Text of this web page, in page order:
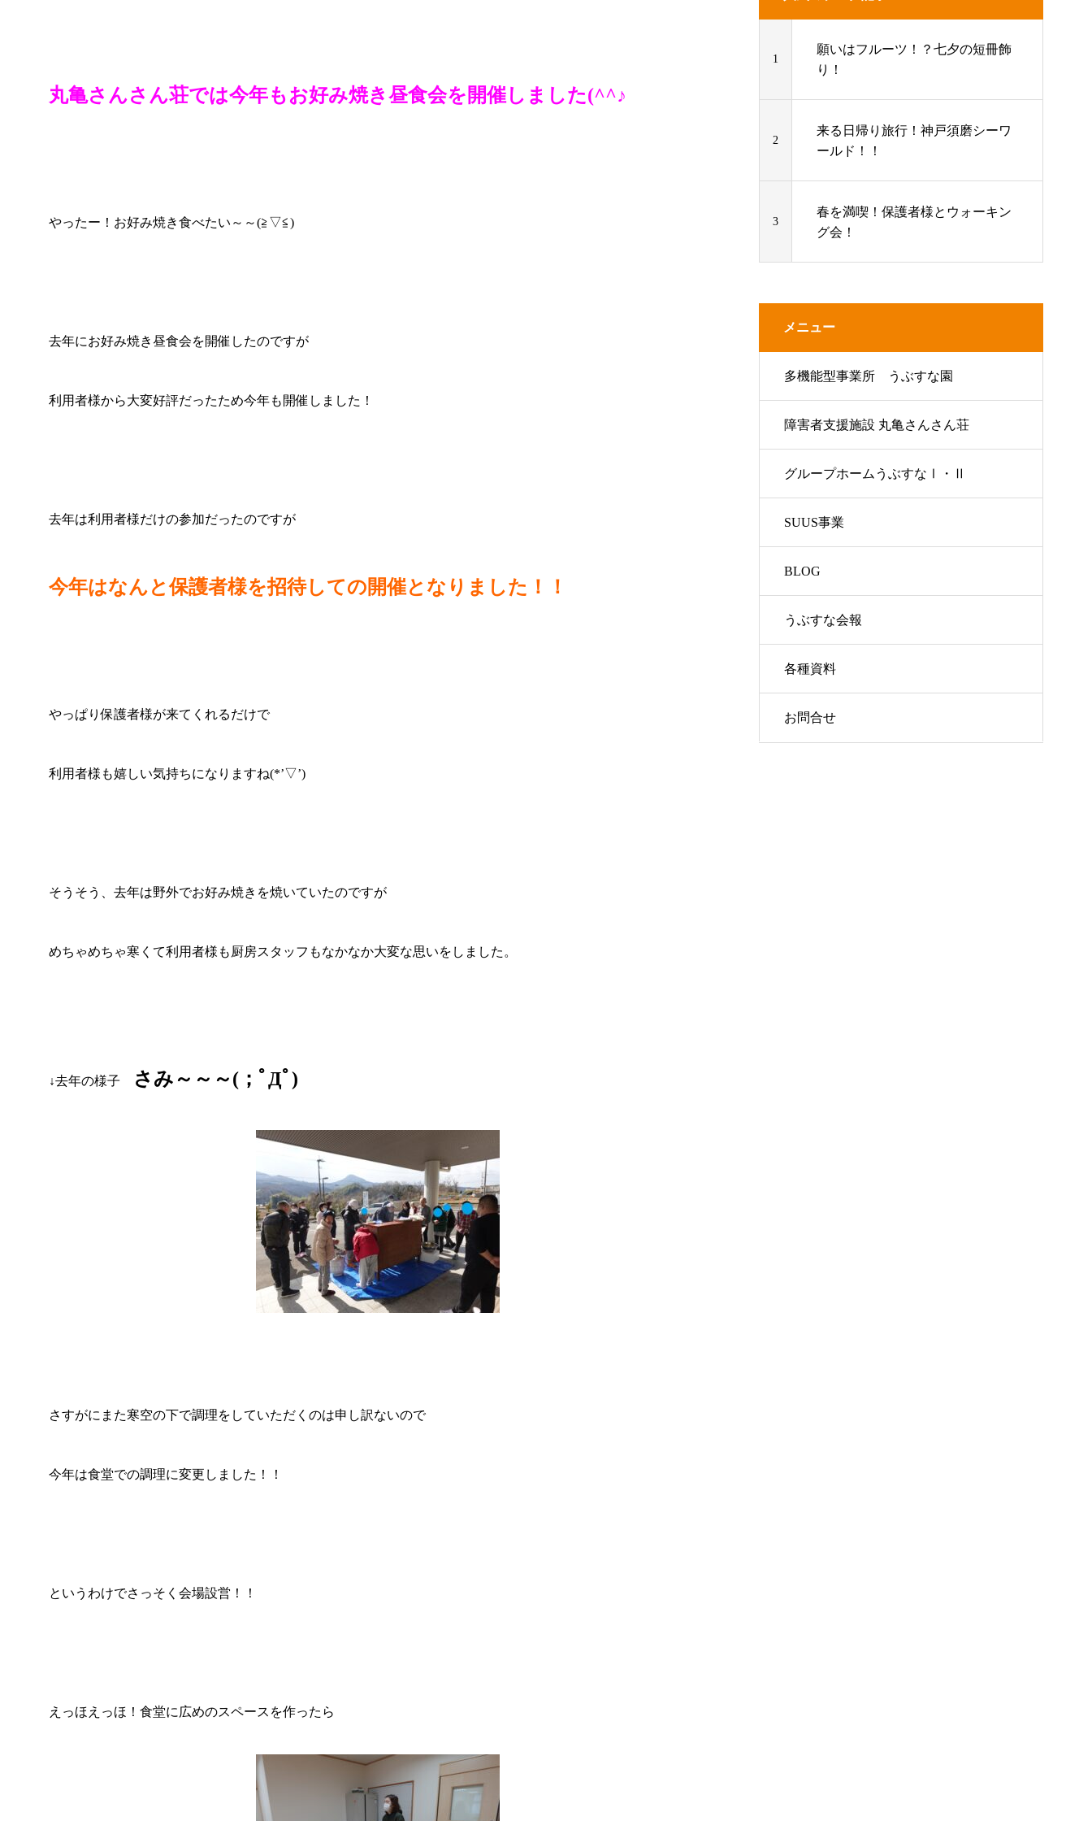
丸亀さんさん荘では今年もお好み焼き昼食会を開催しました(^^♪
やったー！お好み焼き食べたい～～(≧▽≦)
去年にお好み焼き昼食会を開催したのですが
利用者様から大変好評だったため今年も開催しました！
去年は利用者様だけの参加だったのですが
今年はなんと保護者様を招待しての開催となりました！！
やっぱり保護者様が来てくれるだけで
利用者様も嬉しい気持ちになりますね(*’▽’)
そうそう、去年は野外でお好み焼きを焼いていたのですが
めちゃめちゃ寒くて利用者様も厨房スタッフもなかなか大変な思いをしました。
↓去年の様子 さみ～～～(；ﾟДﾟ)
さすがにまた寒空の下で調理をしていただくのは申し訳ないので
今年は食堂での調理に変更しました！！
というわけでさっそく会場設営！！
えっほえっほ！食堂に広めのスペースを作ったら
1
願いはフルーツ！？七夕の短冊飾
り！
2
来る日帰り旅行！神戸須磨シーワ
ールド！！
3
春を満喫！保護者様とウォーキン
グ会！
メニュー
多機能型事業所 うぶすな園
障害者支援施設 丸亀さんさん荘
グループホームうぶすなⅠ・Ⅱ
SUUS事業
BLOG
うぶすな会報
各種資料
お問合せ